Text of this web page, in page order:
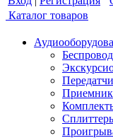
Каталог товаров